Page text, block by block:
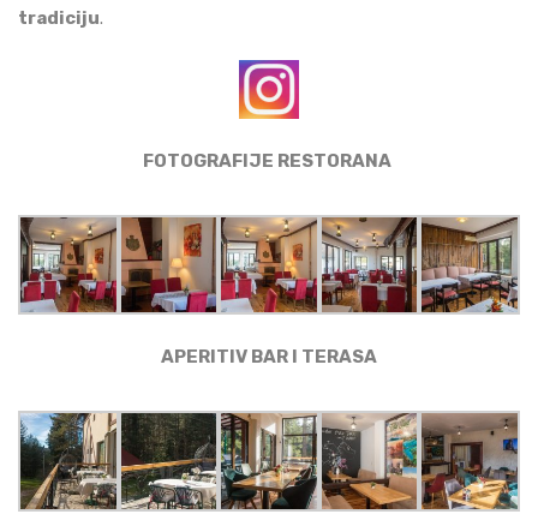
tradiciju.
FOTOGRAFIJE RESTORANA
APERITIV BAR I TERASA